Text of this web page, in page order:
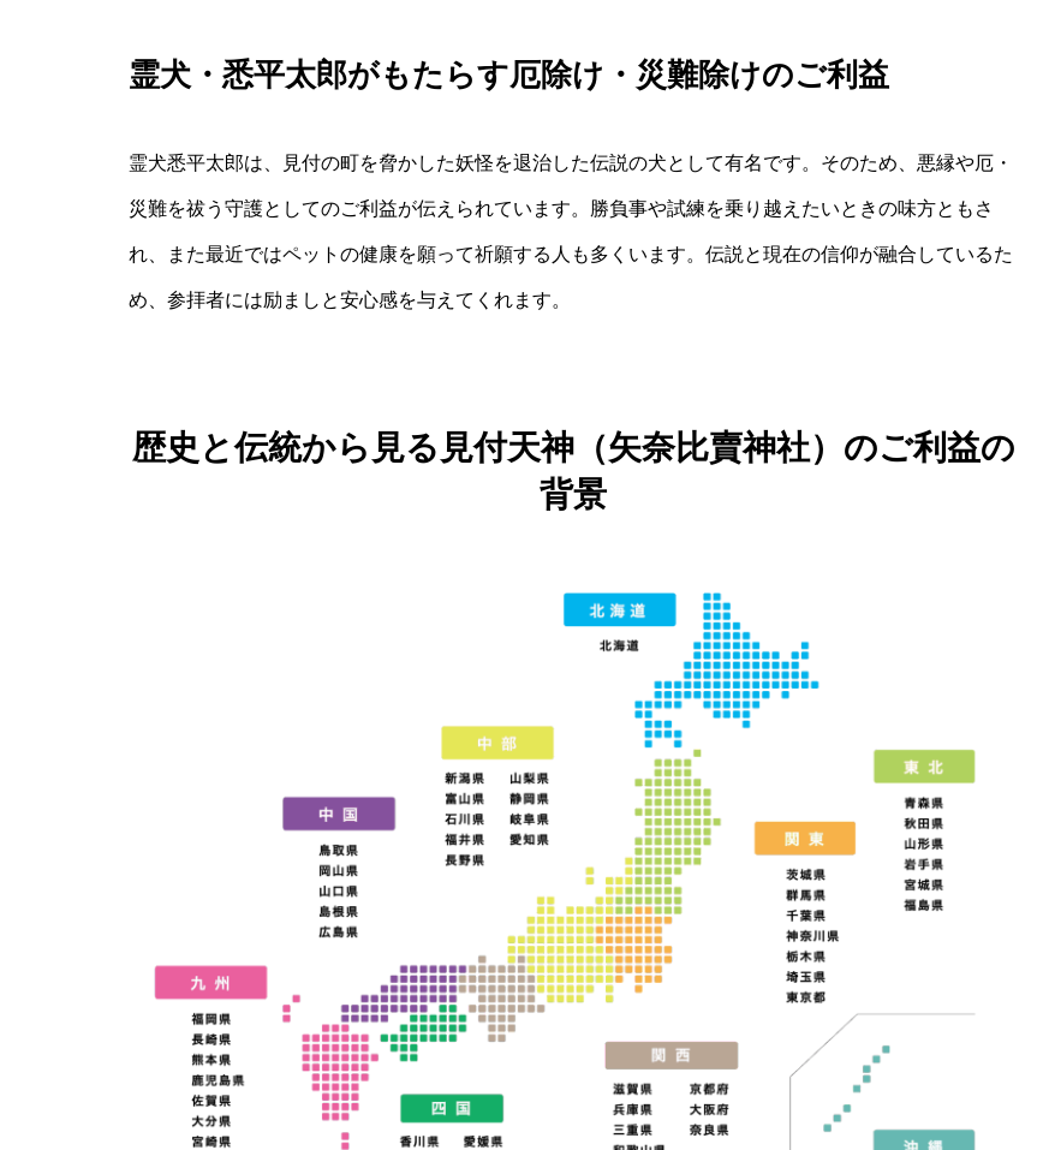
霊犬・悉平太郎がもたらす厄除け・災難除けのご利益
霊犬悉平太郎は、見付の町を脅かした妖怪を退治した伝説の犬として有名です。そのため、悪縁や厄・
災難を祓う守護としてのご利益が伝えられています。勝負事や試練を乗り越えたいときの味方ともさ
れ、また最近ではペットの健康を願って祈願する人も多くいます。伝説と現在の信仰が融合しているた
め、参拝者には励ましと安心感を与えてくれます。
歴史と伝統から見る見付天神（矢奈比賣神社）のご利益の
背景